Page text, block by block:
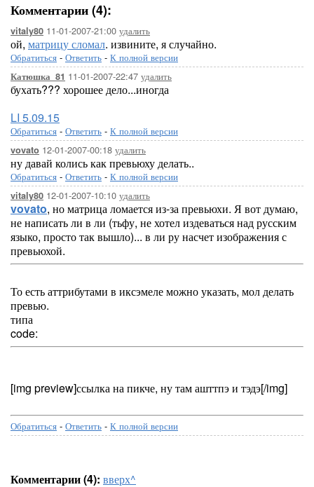
Комментарии (4):
vitaly80 11-01-2007-21:00 удалить
ой, матрицу сломал. извините, я случайно.
Обратиться - Ответить - К полной версии
Катюшка_81 11-01-2007-22:47 удалить
бухать??? хорошее дело...иногда
LI 5.09.15
Обратиться - Ответить - К полной версии
vovato 12-01-2007-00:18 удалить
ну давай колись как превьюху делать..
Обратиться - Ответить - К полной версии
vitaly80 12-01-2007-10:10 удалить
vovato, но матрица ломается из-за превьюхи. Я вот думаю,
не написать ли в ли (тьфу, не хотел издеваться над русским
языко, просто так вышло)... в ли ру насчет изображения с
превьюхой.
То есть аттрибутами в иксэмеле можно указать, мол делать
превью.
типа
code:
[img preview]ссылка на пикче, ну там ашттпэ и тэдэ[/img]
Обратиться - Ответить - К полной версии
Комментарии (4): вверх^